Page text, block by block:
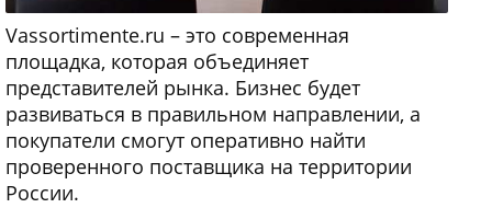
Vassortimente.ru – это современная
площадка, которая объединяет
представителей рынка. Бизнес будет
развиваться в правильном направлении, а
покупатели смогут оперативно найти
проверенного поставщика на территории
России.